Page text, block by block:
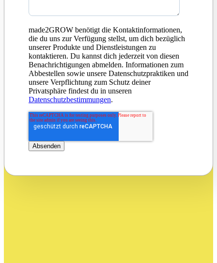
made2GROW benötigt die Kontaktinformationen,
die du uns zur Verfügung stellst, um dich bezüglich
unserer Produkte und Dienstleistungen zu
kontaktieren. Du kannst dich jederzeit von diesen
Benachrichtigungen abmelden. Informationen zum
Abbestellen sowie unsere Datenschutzpraktiken und
unsere Verpflichtung zum Schutz deiner
Privatsphäre findest du in unseren
Datenschutzbestimmungen.